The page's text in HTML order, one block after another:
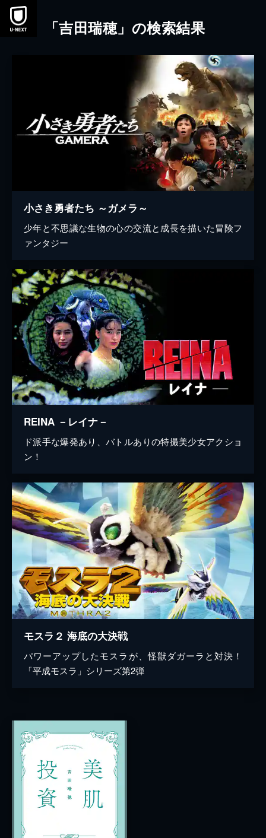
本文へスキップ
「吉田瑞穂」の検索結果
小さき勇者たち ～ガメラ～
少年と不思議な生物の心の交流と成長を描いた冒険フ
ァンタジー
REINA －レイナ－
ド派手な爆発あり、バトルありの特撮美少女アクショ
ン！
モスラ２ 海底の大決戦
パワーアップしたモスラが、怪獣ダガーラと対決！
「平成モスラ」シリーズ第2弾